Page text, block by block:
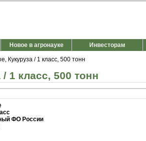
Новое в агронауке Инвесторам
Кукуруза / 1 класс, 500 тонн
1 класс, 500 тонн
ФО России